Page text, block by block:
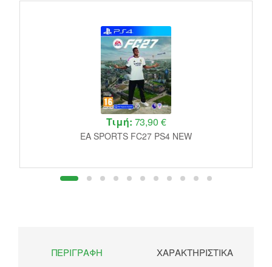
Τιμή: 73,90 €
EA SPORTS FC27 PS4 NEW
ΠΕΡΙΓΡΑΦΉ ΧΑΡΑΚΤΗΡΙΣΤΙΚΆ